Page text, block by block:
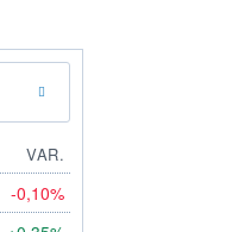
VAR.
-0,10%